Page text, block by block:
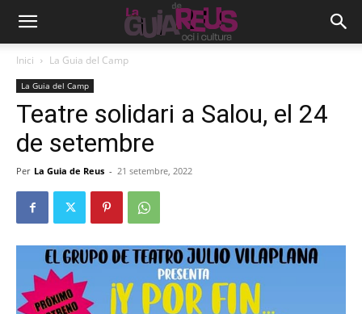
Inici La Guia del Camp
La Guia del Camp
Teatre solidari a Salou, el 24
de setembre
Per La Guia de Reus - 21 setembre, 2022